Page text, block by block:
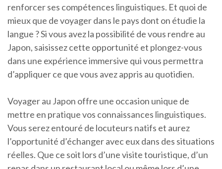
renforcer ses compétences linguistiques. Et quoi de
mieux que de voyager dans le pays dont on étudie la
langue ? Si vous avez la possibilité de vous rendre au
Japon, saisissez cette opportunité et plongez-vous
dans une expérience immersive qui vous permettra
d’appliquer ce que vous avez appris au quotidien.
Voyager au Japon offre une occasion unique de
mettre en pratique vos connaissances linguistiques.
Vous serez entouré de locuteurs natifs et aurez
l’opportunité d’échanger avec eux dans des situations
réelles. Que ce soit lors d’une visite touristique, d’un